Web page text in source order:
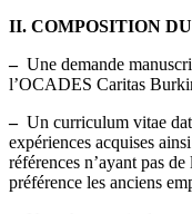
II. COMPOSITION
–Une demande
l’OCADES Caritas
–Un curriculum vitae
expériences acquises
références n’ayant pas
préférence les anciens